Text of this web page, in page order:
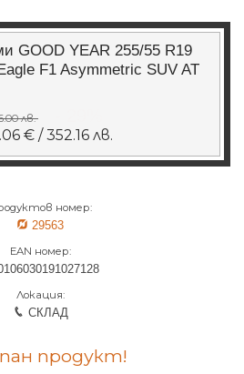
GOOD YEAR 255/55 R19
F1 Asymmetric SUV AT
лв.
€ / 352.16 лв.
номер:
29563
EAN номер:
Локация:
СКЛАД
продукт!